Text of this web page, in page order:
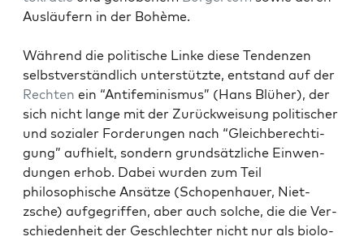
Aus­läufern in der Bohème.
Während die poli­tis­che Linke diese Ten­den­zen
selb­stver­ständlich unter­stützte, ent­stand auf der
Recht­en ein “Antifem­i­nis­mus” (Hans Blüher), der
sich nicht lange mit der Zurück­weisung poli­tis­ch­er
und sozialer Forderun­gen nach “Gle­ich­berech­ti­
gung” aufhielt, son­dern grund­sät­zliche Ein­wen­
dun­gen erhob. Dabei wur­den zum Teil
philosophis­che Ansätze (Schopen­hauer, Niet­
zsche) aufge­grif­f­en, aber auch solche, die die Ver­
schieden­heit der Geschlechter nicht nur als biol­o­